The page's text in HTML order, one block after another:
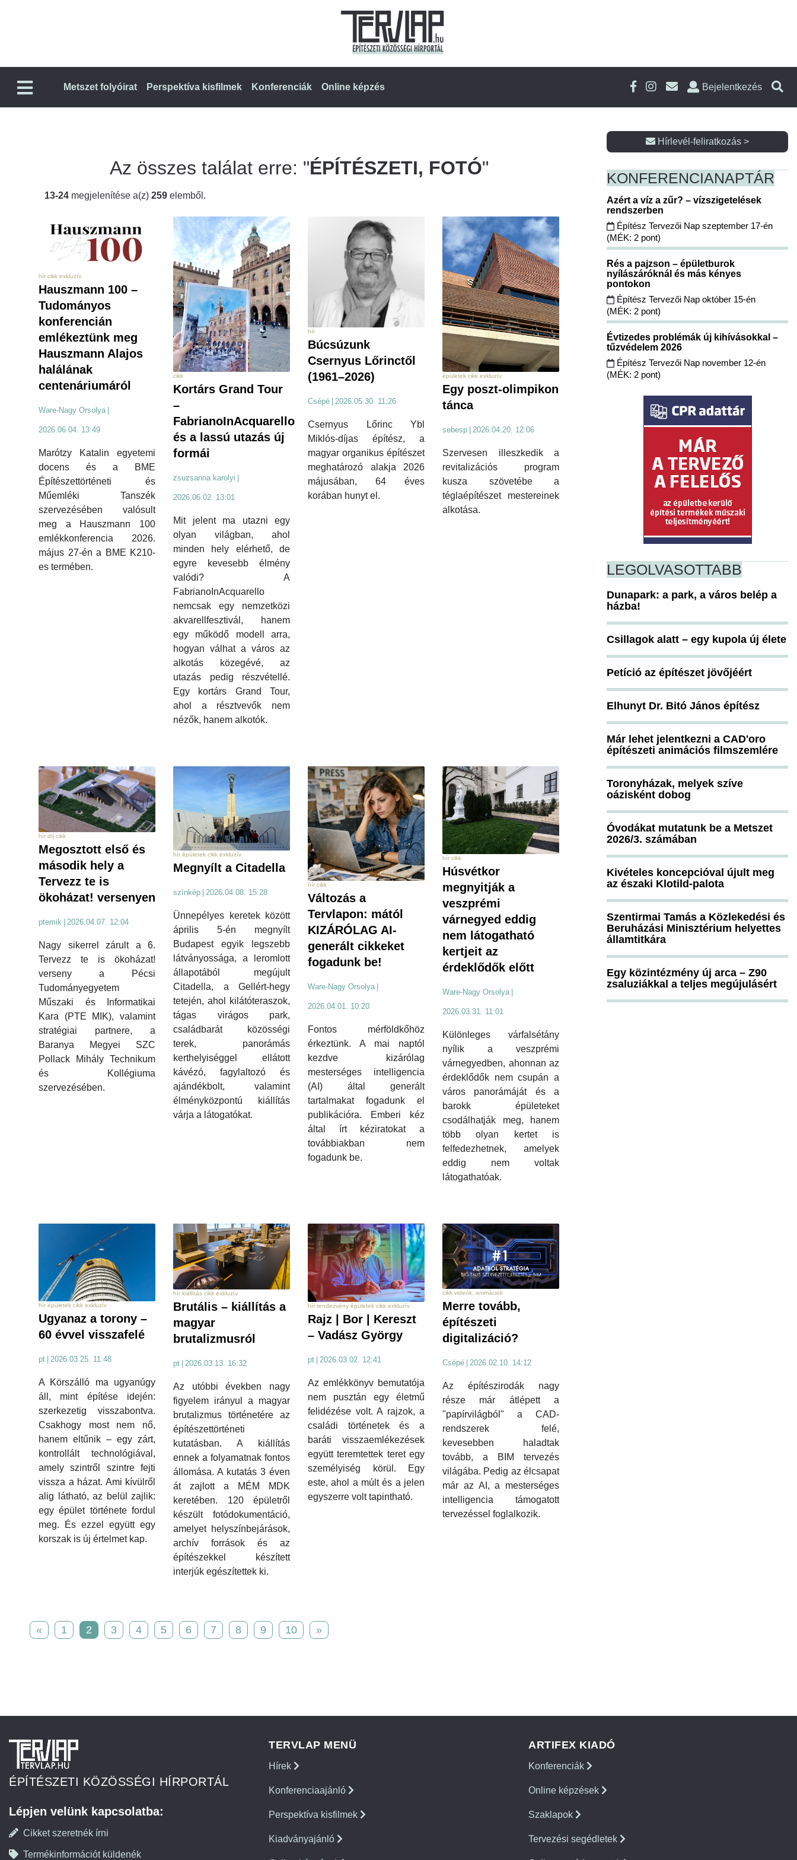
Metszet folyóirat Perspektíva kisfilmek Konferenciák Online képzés Bejelentkezés
Az összes találat erre: "ÉPÍTÉSZETI, FOTÓ"
13-24 megjelenítése a(z) 259 elemből.
hír cikk exkluzív
Hauszmann 100 –
Tudományos
konferencián
emlékeztünk meg
Hauszmann Alajos
halálának
centenáriumáról
Ware-Nagy Orsolya
2026.06.04. 13:49
Marótzy Katalin egyetemi
docens és a BME
Építészettörténeti és
Műemléki Tanszék
szervezésében valósult
meg a Hauszmann 100
emlékkonferencia 2026.
május 27-én a BME K210-
es termében.
cikk
Kortárs Grand Tour
–
FabrianoInAcquarello
és a lassú utazás új
formái
zsuzsanna karolyi
2026.06.02. 13:01
Mit jelent ma utazni egy
olyan világban, ahol
minden hely elérhető, de
egyre kevesebb élmény
valódi? A
FabrianoInAcquarello
nemcsak egy nemzetközi
akvarellfesztivál, hanem
egy működő modell arra,
hogyan válhat a város az
alkotás közegévé, az
utazás pedig részvétellé.
Egy kortárs Grand Tour,
ahol a résztvevők nem
nézők, hanem alkotók.
hír
Búcsúzunk
Csernyus Lőrinctől
(1961–2026)
Csépé 2026.05.30. 11:26
Csernyus Lőrinc Ybl
Miklós-díjas építész, a
magyar organikus építészet
meghatározó alakja 2026
májusában, 64 éves
korában hunyt el.
épületek cikk exkluzív
Egy poszt-olimpikon
tánca
sebesp 2026.04.20. 12:06
Szervesen illeszkedik a
revitalizációs program
kusza szövetébe a
téglaépítészet mestereinek
alkotása.
hír díj cikk
Megosztott első és
második hely a
Tervezz te is
ökoházat! versenyen
ptemik 2026.04.07. 12:04
Nagy sikerrel zárult a 6.
Tervezz te is ökoházat!
verseny a Pécsi
Tudományegyetem
Műszaki és Informatikai
Kara (PTE MIK), valamint
stratégiai partnere, a
Baranya Megyei SZC
Pollack Mihály Technikum
és Kollégiuma
szervezésében.
hír épületek cikk exkluzív
Megnyílt a Citadella
színkép 2026.04.08. 15:28
Ünnepélyes keretek között
április 5-én megnyílt
Budapest egyik legszebb
látványossága, a leromlott
állapotából megújult
Citadella, a Gellért-hegy
tetején, ahol kilátóteraszok,
tágas virágos park,
családbarát közösségi
terek, panorámás
kerthelyiséggel ellátott
kávézó, fagylaltozó és
ajándékbolt, valamint
élményközpontú kiállítás
várja a látogatókat.
hír cikk
Változás a
Tervlapon: mától
KIZÁRÓLAG AI-
generált cikkeket
fogadunk be!
Ware-Nagy Orsolya
2026.04.01. 10:20
Fontos mérföldkőhöz
érkeztünk. A mai naptól
kezdve kizárólag
mesterséges intelligencia
(AI) által generált
tartalmakat fogadunk el
publikációra. Emberi kéz
által írt kéziratokat a
továbbiakban nem
fogadunk be.
hír cikk
Húsvétkor
megnyitják a
veszprémi
várnegyed eddig
nem látogatható
kertjeit az
érdeklődők előtt
Ware-Nagy Orsolya
2026.03.31. 11:01
Különleges várfalsétány
nyílik a veszprémi
várnegyedben, ahonnan az
érdeklődők nem csupán a
város panorámáját és a
barokk épületeket
csodálhatják meg, hanem
több olyan kertet is
felfedezhetnek, amelyek
eddig nem voltak
látogathatóak.
hír épületek cikk exkluzív
Ugyanaz a torony –
60 évvel visszafelé
pt 2026.03.25. 11:48
A Körszálló ma ugyanúgy
áll, mint építése idején:
szerkezetig visszabontva.
Csakhogy most nem nő,
hanem eltűnik – egy zárt,
kontrollált technológiával,
amely szintről szintre fejti
vissza a házat. Ami kívülről
alig látható, az belül zajlik:
egy épület története fordul
meg. És ezzel együtt egy
korszak is új értelmet kap.
hír kiállítás cikk exkluzív
Brutális – kiállítás a
magyar
brutalizmusról
pt 2026.03.13. 16:32
Az utóbbi években nagy
figyelem irányul a magyar
brutalizmus történetére az
építészettörténeti
kutatásban. A kiállítás
ennek a folyamatnak fontos
állomása. A kutatás 3 éven
át zajlott a MÉM MDK
keretében. 120 épületről
készült fotódokumentáció,
amelyet helyszínbejárások,
archív források és az
építészekkel készített
interjúk egészítettek ki.
hír rendezvény épületek cikk exkluzív
Rajz | Bor | Kereszt
– Vadász György
pt | 2026.03.02. 12:41
Az emlékkönyv bemutatója
nem pusztán egy életmű
felidézése volt. A rajzok, a
családi történetek és a
baráti visszaemlékezések
együtt teremtettek teret egy
személyiség körül. Egy
este, ahol a múlt és a jelen
egyszerre volt tapintható.
cikk videók, animációk
Merre tovább,
építészeti
digitalizáció?
Csépé 2026.02.10. 14:12
Az építészirodák nagy
része már átlépett a
"papírvilágból" a CAD-
rendszerek felé,
kevesebben haladtak
tovább, a BIM tervezés
világába. Pedig az élcsapat
már az AI, a mesterséges
intelligencia támogatott
tervezéssel foglalkozik.
« 1 2 3 4 5 6 7 8 9 10 »
Hírlevél-feliratkozás >
KONFERENCIANAPTÁR
Azért a víz a zűr? – vízszigetelések
rendszerben
Építész Tervezői Nap szeptember 17-én
(MÉK: 2 pont)
Rés a pajzson – épületburok
nyílászáróknál és más kényes
pontokon
Építész Tervezői Nap október 15-én
(MÉK: 2 pont)
Évtizedes problémák új kihívásokkal –
tűzvédelem 2026
Építész Tervezői Nap november 12-én
(MÉK: 2 pont)
LEGOLVASOTTABB
Dunapark: a park, a város belép a
házba!
Csillagok alatt – egy kupola új élete
Petíció az építészet jövőjéért
Elhunyt Dr. Bitó János építész
Már lehet jelentkezni a CAD'oro
építészeti animációs filmszemlére
Toronyházak, melyek szíve
oázisként dobog
Óvodákat mutatunk be a Metszet
2026/3. számában
Kivételes koncepcióval újult meg
az északi Klotild-palota
Szentirmai Tamás a Közlekedési és
Beruházási Minisztérium helyettes
államtitkára
Egy közintézmény új arca – Z90
zsaluziákkal a teljes megújulásért
ÉPÍTÉSZETI KÖZÖSSÉGI HÍRPORTÁL
Lépjen velünk kapcsolatba:
Cikket szeretnék írni
Termékinformációt küldenék
TERVLAP MENÜ
Hírek
Konferenciaajánló
Perspektíva kisfilmek
Kiadványajánló
ARTIFEX KIADÓ
Konferenciák
Online képzések
Szaklapok
Tervezési segédletek